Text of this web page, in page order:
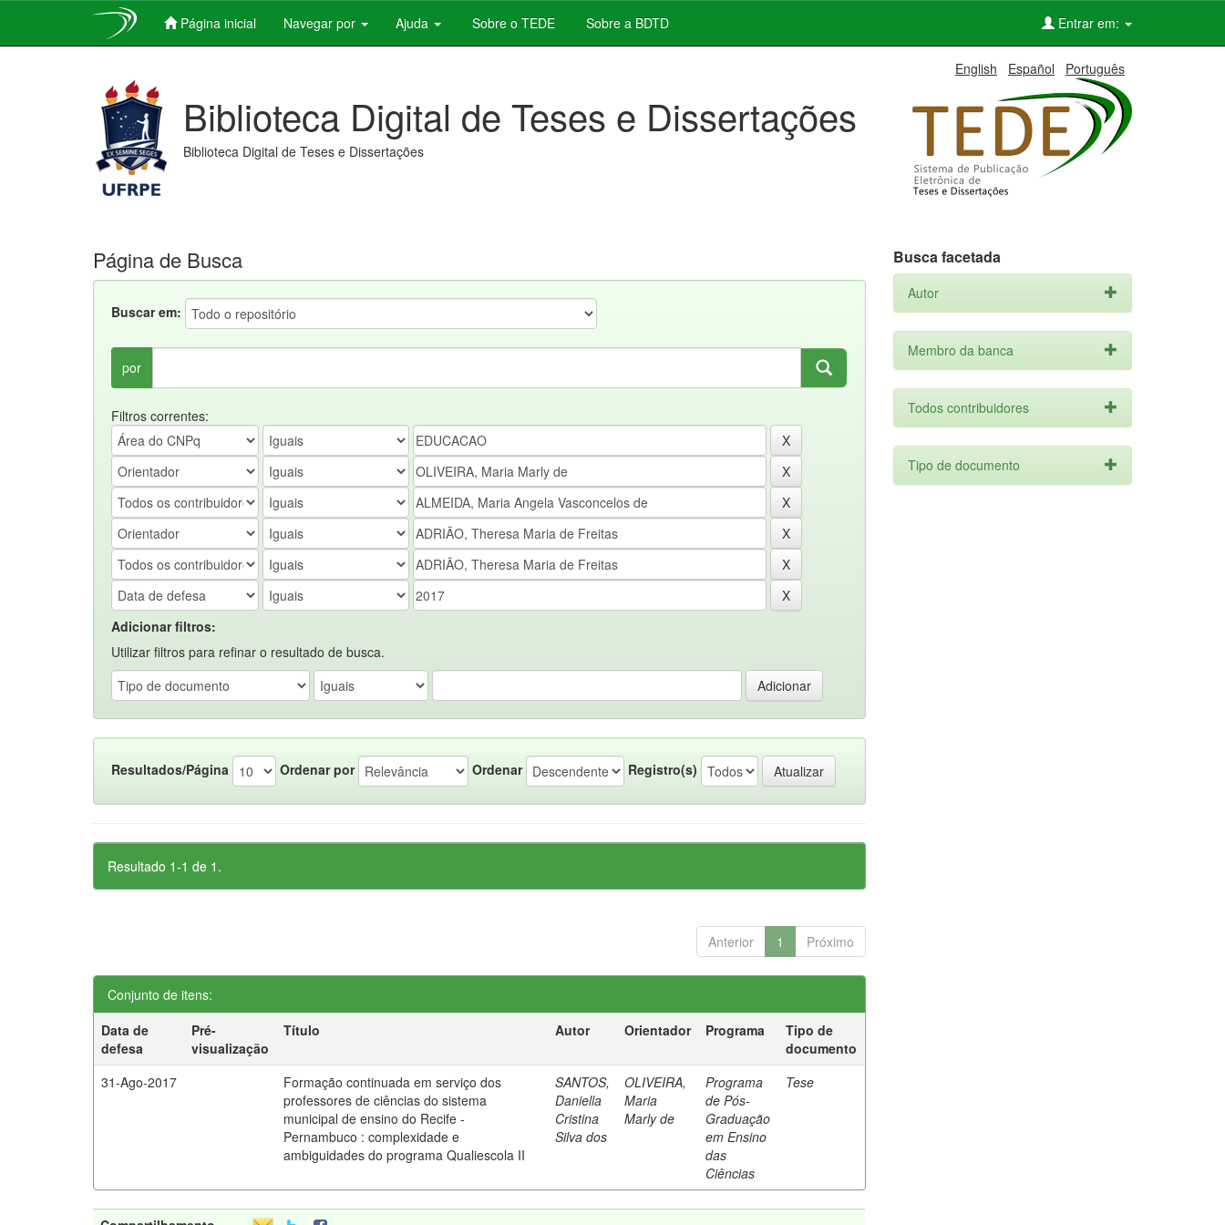
Página inicial Navegar por Ajuda Sobre o TEDE Sobre a BDTD Entrar em:
English Español Português
Biblioteca Digital de Teses e Dissertações
Biblioteca Digital de Teses e Dissertações
Página de Busca
Buscar em:
por
Filtros correntes:
Adicionar filtros:
Utilizar filtros para refinar o resultado de busca.
Resultados/Página Ordenar por Ordenar Registro(s)
Resultado 1-1 de 1.
Anterior 1 Próximo
Conjunto de itens:
Data de
defesa
Pré-
visualização
Título Autor Orientador Programa
Tipo de
documento
31-Ago-2017
Formação continuada em serviço dos
professores de ciências do sistema
municipal de ensino do Recife -
Pernambuco : complexidade e
ambiguidades do programa Qualiescola II
SANTOS,
Daniella
Cristina
Silva dos
OLIVEIRA,
Maria
Marly de
Programa
de Pós-
Graduação
em Ensino
das
Ciências
Tese
Busca facetada
Autor
Membro da banca
Todos contribuidores
Tipo de documento